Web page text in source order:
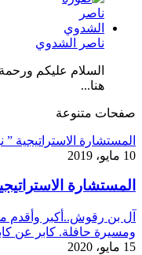
ناصر الشدوي
السلام عليكم
هنا...
صفحات متنوعة
المستشارة الاستراتيجية
10 مايو، 2019
المستشارة
آل بن رقوش..أكبر وأقدم
ومسيرة حافلة. كابر عن
15 مايو، 2020